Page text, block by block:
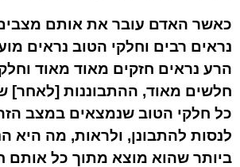
כאשר האדם עובר את אותם
נראים רבים וחלקי הטוב נראים
הרע נראים חזקים מאוד מאוד
חלשים מאוד, ההתבוננות
כל חלקי הטוב שנמצאים במצב
לנסות להתבונן, ולראות, מה היא
ביותר שהוא מוצא מתוך כל אותם